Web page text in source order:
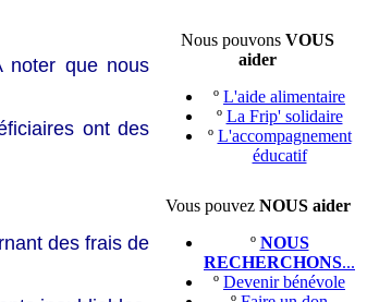
noter que nous
ont des
des frais de
Nous pouvons VOUS
aider
º L'aide alimentaire
º La Frip' solidaire
º L'accompagnement
éducatif
Vous pouvez NOUS aider
º NOUS
RECHERCHONS...
º Devenir bénévole